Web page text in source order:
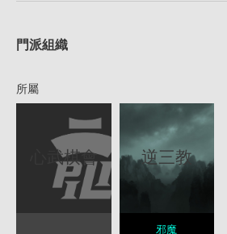
門派組織
所屬
心武棋會 逆三教
邪魔